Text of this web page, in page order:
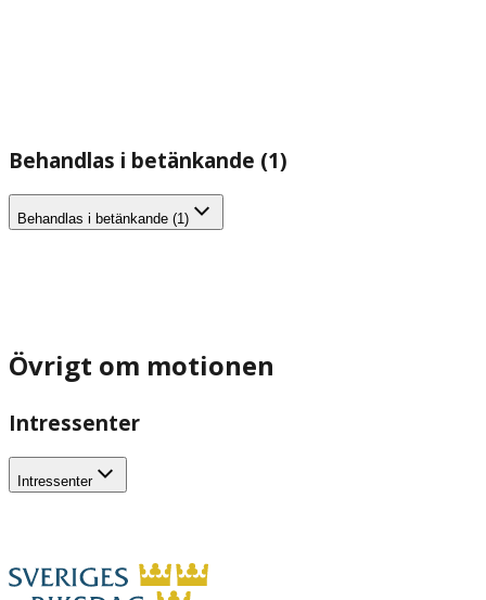
Behandlas i betänkande (1)
Behandlas i betänkande (1)
Övrigt om motionen
Intressenter
Intressenter